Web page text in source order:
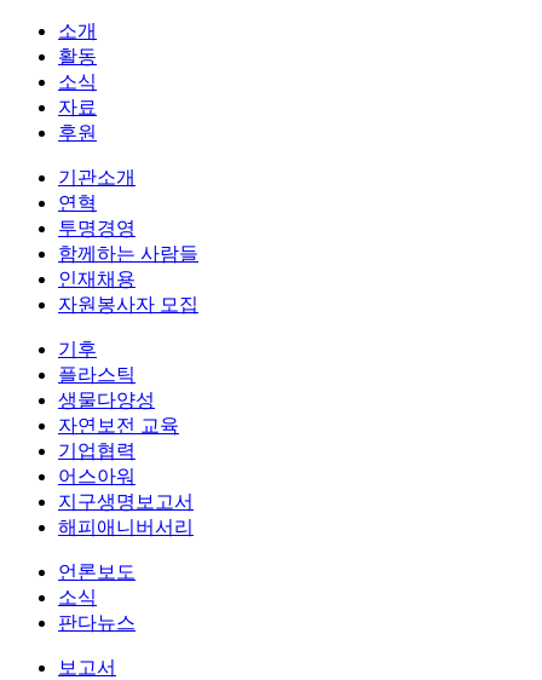
소개
활동
소식
자료
후원
기관소개
연혁
투명경영
함께하는 사람들
인재채용
자원봉사자 모집
기후
플라스틱
생물다양성
자연보전 교육
기업협력
어스아워
지구생명보고서
해피애니버서리
언론보도
소식
판다뉴스
보고서